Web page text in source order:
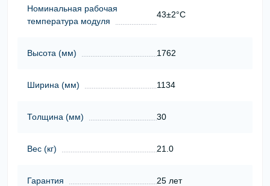
Номинальная рабочая
температура модуля
43±2°C
Высота (мм) 1762
Ширина (мм) 1134
Толщина (мм) 30
Вес (кг) 21.0
Гарантия 25 лет